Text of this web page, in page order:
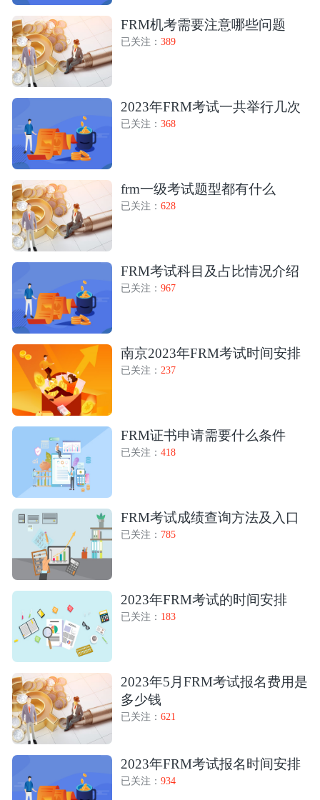
FRM机考需要注意哪些问题
已关注： 389
2023年FRM考试一共举行几次
已关注： 368
frm一级考试题型都有什么
已关注： 628
FRM考试科目及占比情况介绍
已关注： 967
南京2023年FRM考试时间安排
已关注： 237
FRM证书申请需要什么条件
已关注： 418
FRM考试成绩查询方法及入口
已关注： 785
2023年FRM考试的时间安排
已关注： 183
2023年5月FRM考试报名费用是
多少钱
已关注： 621
2023年FRM考试报名时间安排
已关注： 934